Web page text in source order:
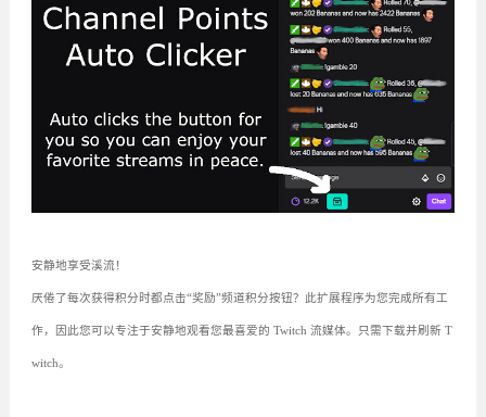
安静地享受溪流！
厌倦了每次获得积分时都点击“奖励”频道积分按钮？此扩展程序为您完成所有工
作，因此您可以专注于安静地观看您最喜爱的 Twitch 流媒体。只需下载并刷新 T
witch。